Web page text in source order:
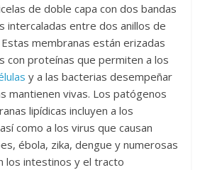
de doble capa con dos bandas
intercaladas entre dos anillos de
membranas están erizadas
con proteínas que permiten a los
y a las bacterias desempeñar
mantienen vivas. Los patógenos
lipídicas incluyen a los
como a los virus que causan
ébola, zika, dengue y numerosas
los intestinos y el tracto